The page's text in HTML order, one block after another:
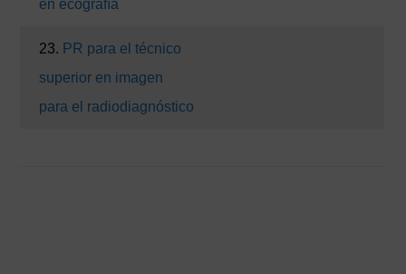
en ecografía
23. PR para el técnico
superior en imagen
para el radiodiagnóstico